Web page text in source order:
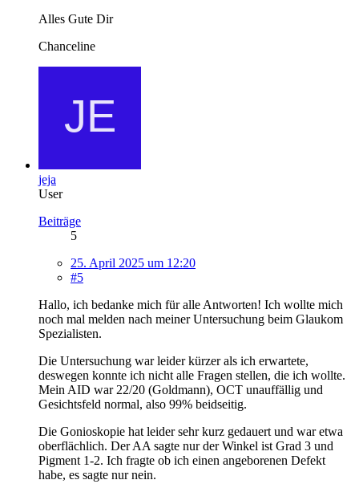
Alles Gute Dir
Chanceline
jeja
User
Beiträge
5
25. April 2025 um 12:20
#5
Hallo, ich bedanke mich für alle Antworten! Ich wollte mich
noch mal melden nach meiner Untersuchung beim Glaukom
Spezialisten.
Die Untersuchung war leider kürzer als ich erwartete,
deswegen konnte ich nicht alle Fragen stellen, die ich wollte.
Mein AID war 22/20 (Goldmann), OCT unauffällig und
Gesichtsfeld normal, also 99% beidseitig.
Die Gonioskopie hat leider sehr kurz gedauert und war etwa
oberflächlich. Der AA sagte nur der Winkel ist Grad 3 und
Pigment 1-2. Ich fragte ob ich einen angeborenen Defekt
habe, es sagte nur nein.